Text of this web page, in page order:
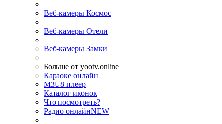
Веб-камеры Космос
Веб-камеры Отели
Веб-камеры Замки
Больше от yootv.online
Караоке онлайн
M3U8 плеер
Каталог иконок
Что посмотреть?
Радио онлайнNEW